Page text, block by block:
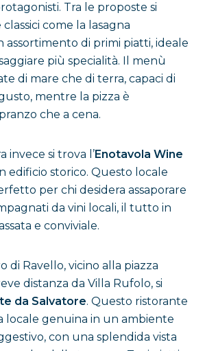
Tra le proposte si
come la lasagna
assortimento di primi piatti, ideale
più specialità. Il menù
di mare che di terra, capaci di
mentre la pizza è
che a cena.
invece si trova l’Enotavola Wine
edificio storico. Questo locale
per chi desidera assaporare
da vini locali, il tutto in
e conviviale.
di Ravello, vicino alla piazza
distanza da Villa Rufolo, si
da Salvatore. Questo ristorante
locale genuina in un ambiente
con una splendida vista